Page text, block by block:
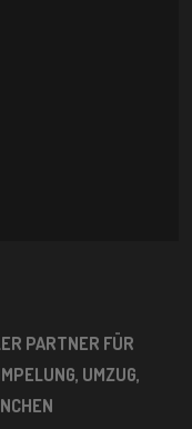
PARTNER FÜR
UMZUG,